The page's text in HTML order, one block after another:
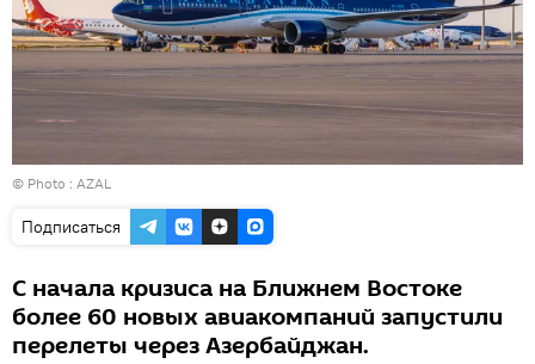
© Photo : AZAL
Подписаться
С начала кризиса на Ближнем Востоке
более 60 новых авиакомпаний запустили
перелеты через Азербайджан.